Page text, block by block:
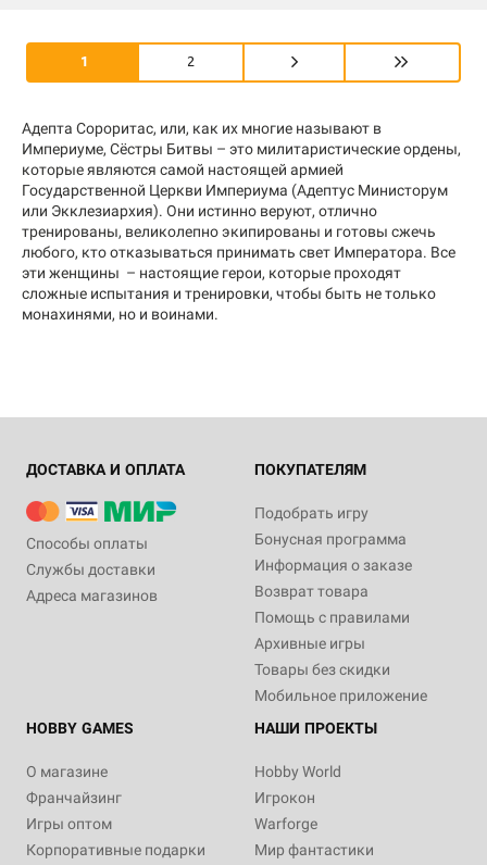
1 2
Адепта Сороритас, или, как их многие называют в
Империуме, Сёстры Битвы – это милитаристические ордены,
которые являются самой настоящей армией
Государственной Церкви Империума (Адептус Министорум
или Экклезиархия). Они истинно веруют, отлично
тренированы, великолепно экипированы и готовы сжечь
любого, кто отказываться принимать свет Императора. Все
эти женщины – настоящие герои, которые проходят
сложные испытания и тренировки, чтобы быть не только
монахинями, но и воинами.
ДОСТАВКА И ОПЛАТА
Способы оплаты
Службы доставки
Адреса магазинов
ПОКУПАТЕЛЯМ
Подобрать игру
Бонусная программа
Информация о заказе
Возврат товара
Помощь с правилами
Архивные игры
Товары без скидки
Мобильное приложение
HOBBY GAMES
О магазине
Франчайзинг
Игры оптом
Корпоративные подарки
НАШИ ПРОЕКТЫ
Hobby World
Игрокон
Warforge
Мир фантастики